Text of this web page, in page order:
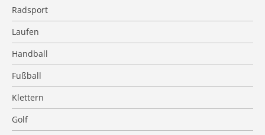
Radsport
Laufen
Handball
Fußball
Klettern
Golf